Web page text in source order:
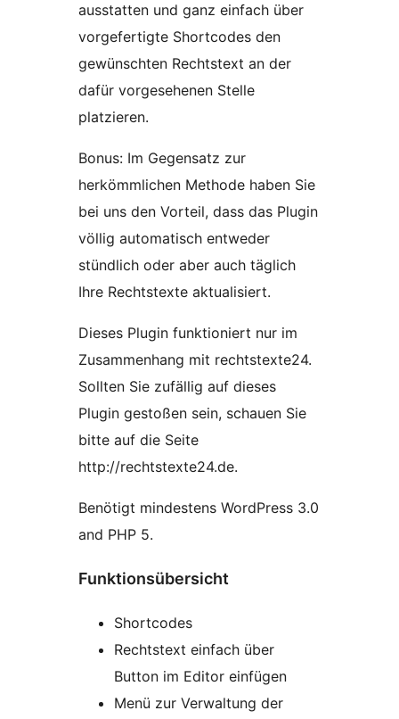
ausstatten und ganz einfach über
vorgefertigte Shortcodes den
gewünschten Rechtstext an der
dafür vorgesehenen Stelle
platzieren.
Bonus: Im Gegensatz zur
herkömmlichen Methode haben Sie
bei uns den Vorteil, dass das Plugin
völlig automatisch entweder
stündlich oder aber auch täglich
Ihre Rechtstexte aktualisiert.
Dieses Plugin funktioniert nur im
Zusammenhang mit rechtstexte24.
Sollten Sie zufällig auf dieses
Plugin gestoßen sein, schauen Sie
bitte auf die Seite
http://rechtstexte24.de.
Benötigt mindestens WordPress 3.0
and PHP 5.
Funktionsübersicht
Shortcodes
Rechtstext einfach über
Button im Editor einfügen
Menü zur Verwaltung der